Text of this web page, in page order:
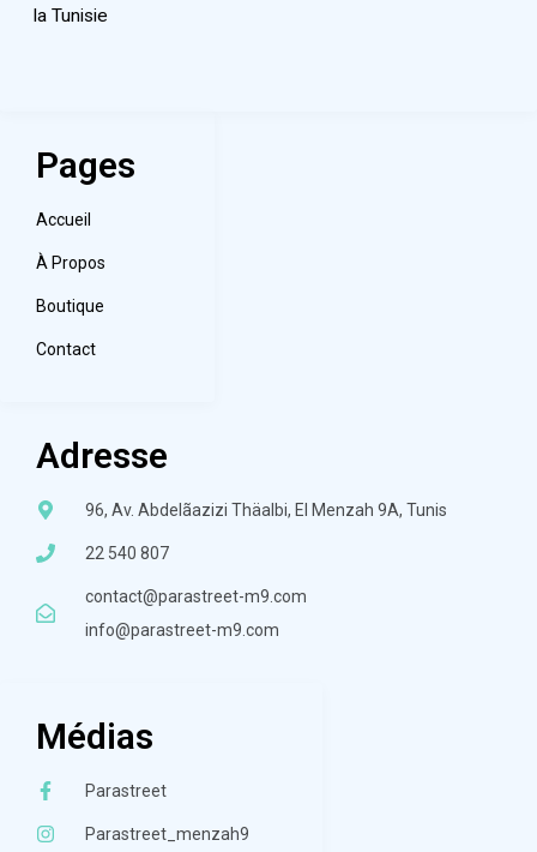
la Tunisie
Pages
Accueil
À Propos
Boutique
Contact
Adresse
96, Av. Abdelãazizi Thäalbi, El Menzah 9A, Tunis
22 540 807
contact@parastreet-m9.com
info@parastreet-m9.com
Médias
Parastreet
Parastreet_menzah9